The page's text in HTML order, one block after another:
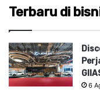
Terbaru di
6